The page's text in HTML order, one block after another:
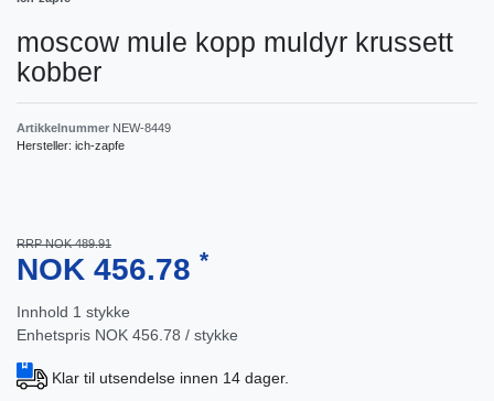
moscow mule kopp muldyr krussett
kobber
Artikkelnummer NEW-8449
Hersteller: ich-zapfe
RRP NOK 489.91
NOK 456.78 *
Innhold 1 stykke
Enhetspris NOK 456.78 / stykke
Klar til utsendelse innen 14 dager.